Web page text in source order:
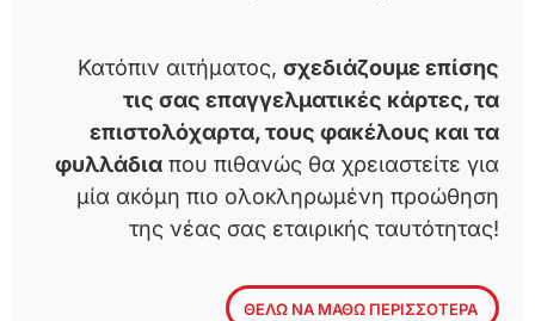
Κατόπιν αιτήματος, σχεδιάζουμε επίσης
τις σας επαγγελματικές κάρτες, τα
επιστολόχαρτα, τους φακέλους και τα
φυλλάδια που πιθανώς θα χρειαστείτε για
μία ακόμη πιο ολοκληρωμένη προώθηση
της νέας σας εταιρικής ταυτότητας!
ΘΕΛΩ ΝΑ ΜΑΘΩ ΠΕΡΙΣΣΟΤΕΡΑ